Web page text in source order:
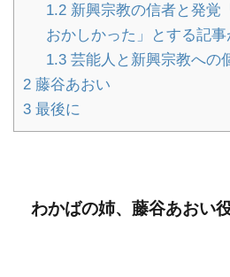
1.2新興宗教の信者と発覚
おかしかった」とする記事
1.3芸能人と新興宗教への
2 藤谷あおい
3 最後に
わかばの姉、藤谷あおい